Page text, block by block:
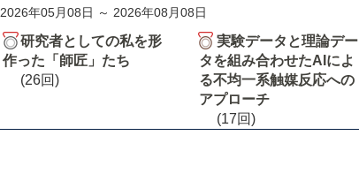
2026年05月08日 ～ 2026年08月08日
研究者としての私を形
作った「師匠」たち
(26回)
実験データと理論デー
タを組み合わせたAIによ
る不均一系触媒反応への
アプローチ
(17回)